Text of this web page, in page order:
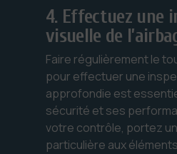
4. Effectuez une
visuelle de
Faire régulièrement le
pour effectuer une
approfondie est
sécurité et ses
votre contrôle, portez
particulière aux